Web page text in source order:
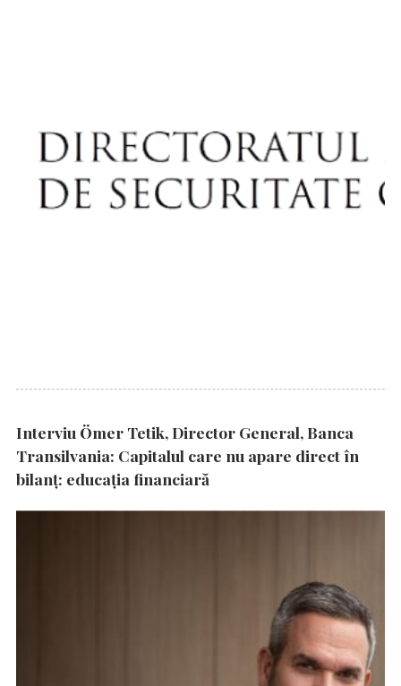
Interviu Ömer Tetik, Director General, Banca
Transilvania: Capitalul care nu apare direct în
bilanț: educația financiară